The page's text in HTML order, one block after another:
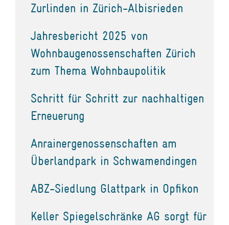
Zurlinden in Zürich-Albisrieden
Jahresbericht 2025 von
Wohnbaugenossenschaften Zürich
zum Thema Wohnbaupolitik
Schritt für Schritt zur nachhaltigen
Erneuerung
Anrainergenossenschaften am
Überlandpark in Schwamendingen
ABZ-Siedlung Glattpark in Opfikon
Keller Spiegelschränke AG sorgt für